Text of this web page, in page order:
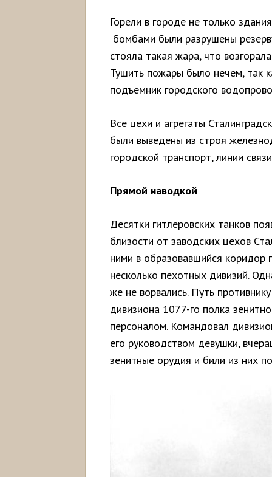
Горели в городе не только
бомбами были разрушены
стояла такая жара, что
Тушить пожары было нечем, так
подъемник городского
Все цехи и агрегаты
были выведены из строя
городской транспорт, линии
Прямой наводкой
Десятки гитлеровских танков
близости от заводских цехов
ними в образовавшийся коридор
несколько пехотных дивизий.
же не ворвались. Путь
дивизиона 1077-го полка
персоналом. Командовал
его руководством девушки,
зенитные орудия и били из них